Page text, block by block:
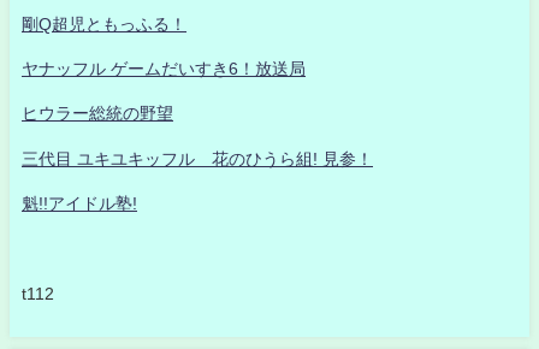
剛Q超児ともっふる！
ヤナッフル ゲームだいすき6！放送局
ヒウラー総統の野望
三代目 ユキユキッフル 花のひうら組! 見参！
魁!!アイドル塾!
t112